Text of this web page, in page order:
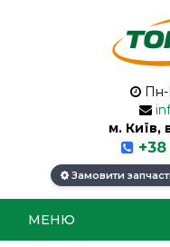
Пн-
м. Київ,
Замовити
МЕНЮ